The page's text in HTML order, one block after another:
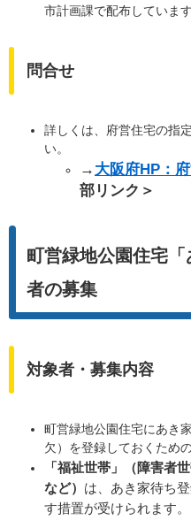
市計画課で配布しています
問合せ
詳しくは、府営住宅の指
い。
→ 大阪府HP：
部リンク＞
町営緑地公園住宅
者の募集
対象者・募集内容
町営緑地公園住宅にあき
欠）を登録しておくため
「福祉世帯」（障害者
など） は、あき家待ち
す措置が受けられます。